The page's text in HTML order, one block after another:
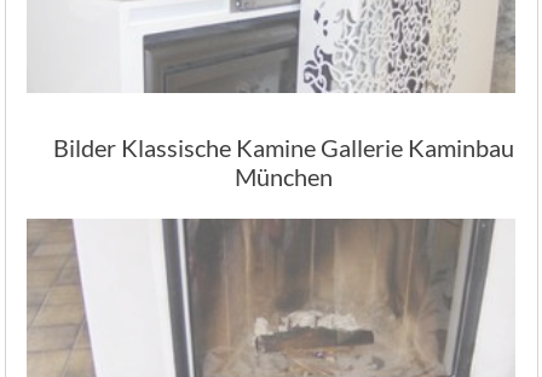
Bilder Klassische Kamine Gallerie Kaminbau
München